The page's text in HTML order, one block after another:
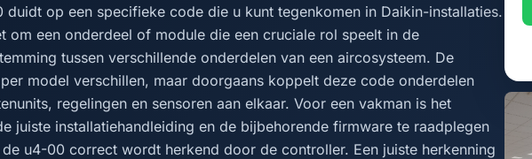
duidt op een specifieke code die u kunt tegenkomen in Daikin-installaties.
om een onderdeel of module die een cruciale rol speelt in de
tussen verschillende onderdelen van een aircosysteem. De
model verschillen, maar doorgaans koppelt deze code onderdelen
regelingen en sensoren aan elkaar. Voor een vakman is het
juiste installatiehandleiding en de bijbehorende firmware te raadplegen
u4-00 correct wordt herkend door de controller. Een juiste herkenning